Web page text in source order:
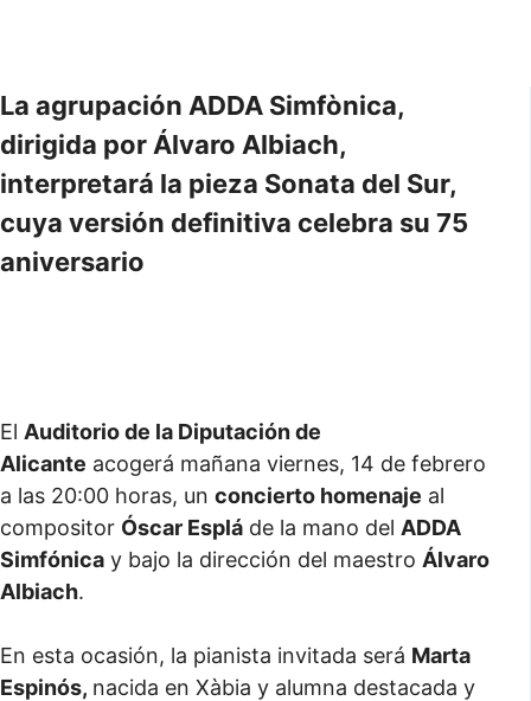
La agrupación ADDA Simfònica,
dirigida por Álvaro Albiach,
interpretará la pieza Sonata del Sur,
cuya versión definitiva celebra su 75
aniversario
El Auditorio de la Diputación de
Alicante acogerá mañana viernes, 14 de febrero
a las 20:00 horas, un concierto homenaje al
compositor Óscar Esplá de la mano del ADDA
Simfónica y bajo la dirección del maestro Álvaro
Albiach.
En esta ocasión, la pianista invitada será Marta
Espinós, nacida en Xàbia y alumna destacada y